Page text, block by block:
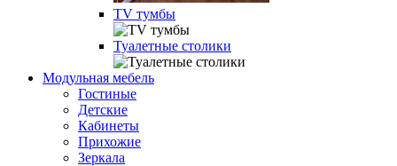
TV тумбы
Туалетные столики
Модульная мебель
Гостиные
Детские
Кабинеты
Прихожие
Зеркала